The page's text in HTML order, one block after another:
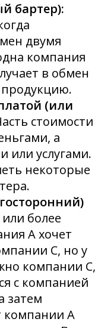
бартер):
двумя
компания
в обмен
продукцию.
(или
стоимости
а
или услугами.
некоторые
более
A хочет
C, но у
компании C,
с компанией
затем
компании A